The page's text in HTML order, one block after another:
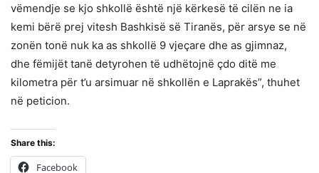
vëmendje se kjo shkollë është një kërkesë të cilën ne ia
kemi bërë prej vitesh Bashkisë së Tiranës, për arsye se në
zonën tonë nuk ka as shkollë 9 vjeçare dhe as gjimnaz,
dhe fëmijët tanë detyrohen të udhëtojnë çdo ditë me
kilometra për t’u arsimuar në shkollën e Laprakës”, thuhet
në peticion.
Share this:
Facebook